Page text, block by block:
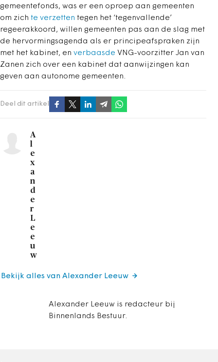
gemeentefonds, was er een oproep aan gemeenten
om zich te verzetten tegen het ‘tegenvallende’
regeerakkoord, willen gemeenten pas aan de slag met
de hervormingsagenda als er principeafspraken zijn
met het kabinet, en verbaasde VNG-voorzitter Jan van
Zanen zich over een kabinet dat aanwijzingen kan
geven aan autonome gemeenten.
Deel dit artikel
A
l
e
x
a
n
d
e
r
L
e
e
u
w
Alexander Leeuw is redacteur bij
Binnenlands Bestuur.
Bekijk alles van Alexander Leeuw